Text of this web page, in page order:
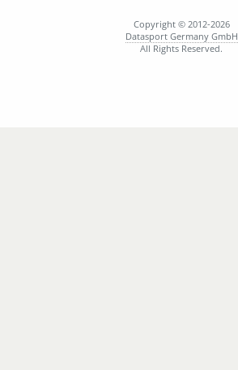
Copyright © 2012-2026
Datasport Germany GmbH
All Rights Reserved.